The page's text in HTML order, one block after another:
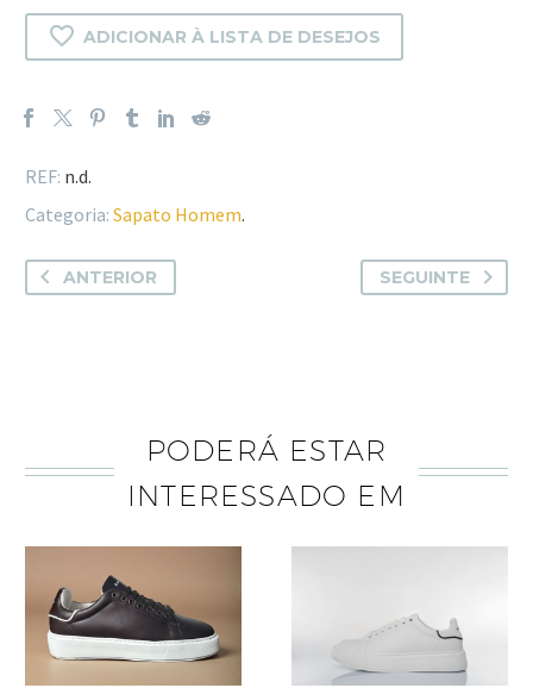
ATLAS
BLUE
ADICIONAR À LISTA DE DESEJOS
REF: n.d.
Categoria: Sapato Homem.
ANTERIOR SEGUINTE
PODERÁ ESTAR
INTERESSADO EM